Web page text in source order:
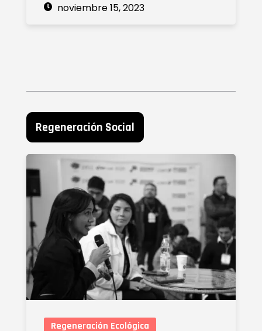
noviembre 15, 2023
Regeneración Social
Regeneración Ecológica